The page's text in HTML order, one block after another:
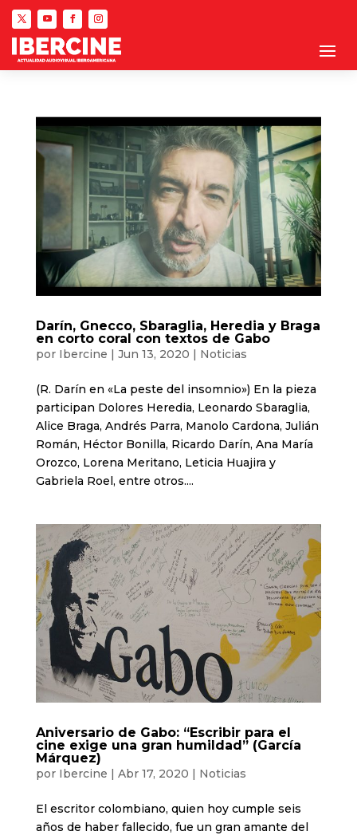
Darín, Gnecco, Sbaraglia, Heredia y Braga
en corto coral con textos de Gabo
por Ibercine | Jun 13, 2020 | Noticias
(R. Darín en «La peste del insomnio») En la pieza
participan Dolores Heredia, Leonardo Sbaraglia,
Alice Braga, Andrés Parra, Manolo Cardona, Julián
Román, Héctor Bonilla, Ricardo Darín, Ana María
Orozco, Lorena Meritano, Leticia Huajira y
Gabriela Roel, entre otros....
Aniversario de Gabo: “Escribir para el
cine exige una gran humildad” (García
Márquez)
por Ibercine Abr 17, 2020 Noticias
El escritor colombiano, quien hoy cumple seis
años de haber fallecido, fue un gran amante del